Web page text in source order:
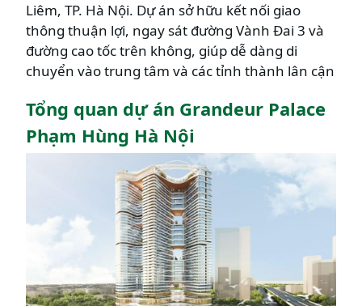
Liêm, TP. Hà Nội. Dự án sở hữu kết nối giao
thông thuận lợi, ngay sát đường Vành Đai 3 và
đường cao tốc trên không, giúp dễ dàng di
chuyển vào trung tâm và các tỉnh thành lân cận
Tổng quan dự án Grandeur Palace
Phạm Hùng Hà Nội